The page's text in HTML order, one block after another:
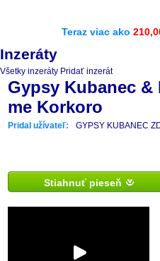
Teraz viac ako
Inzeráty
Všetky inzeráty Pridať inzerát
Gypsy Kubanec &
me Korkoro
Pridal užívateľ: GYPSY KUBANEC
Stiahnuť pieseň